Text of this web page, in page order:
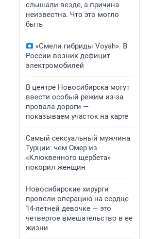
слышали везде, а причина
неизвестна. Что это могло
быть
«Смели гибриды Voyah». В
России возник дефицит
электромобилей
В центре Новосибирска могут
ввести особый режим из-за
провала дороги —
показываем участок на карте
Самый сексуальный мужчина
Турции: чем Омер из
«Клюквенного щербета»
покорил женщин
Новосибирские хирурги
провели операцию на сердце
14-летней девочке — это
четвертое вмешательство в ее
жизни